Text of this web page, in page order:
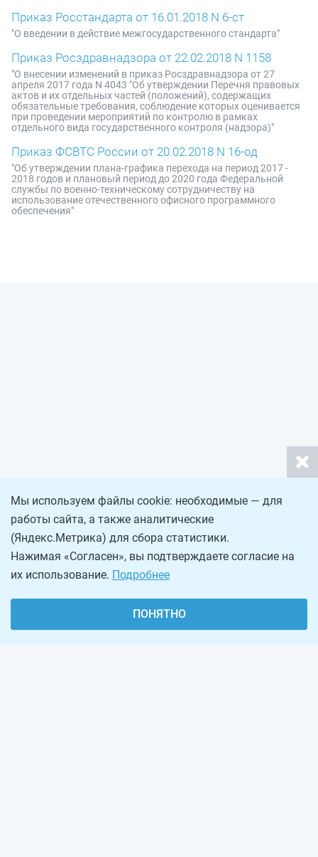
Приказ Росстандарта от 16.01.2018 N 6-ст
"О введении в действие межгосударственного стандарта"
Приказ Росздравнадзора от 22.02.2018 N 1158
"О внесении изменений в приказ Росздравнадзора от 27
апреля 2017 года N 4043 "Об утверждении Перечня правовых
актов и их отдельных частей (положений), содержащих
обязательные требования, соблюдение которых оценивается
при проведении мероприятий по контролю в рамках
отдельного вида государственного контроля (надзора)"
Приказ ФСВТС России от 20.02.2018 N 16-од
"Об утверждении плана-графика перехода на период 2017 -
2018 годов и плановый период до 2020 года Федеральной
службы по военно-техническому сотрудничеству на
использование отечественного офисного программного
обеспечения"
Мы используем файлы cookie: необходимые — для
работы сайта, а также аналитические
(Яндекс.Метрика) для сбора статистики.
Нажимая «Согласен», вы подтверждаете согласие на
их использование. Подробнее
ПОНЯТНО